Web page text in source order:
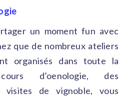
un moment fun avec
que de nombreux ateliers
organisés dans toute la
d’oenologie, des
visites de vignoble, vous